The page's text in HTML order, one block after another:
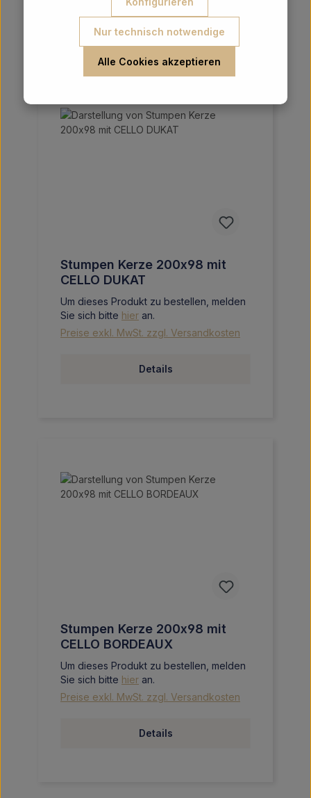
Details
Stumpen Kerze 200x98 mit
CELLO DUKAT
Um dieses Produkt zu bestellen, melden
Sie sich bitte hier an.
Preise exkl. MwSt. zzgl. Versandkosten
Details
Stumpen Kerze 200x98 mit
CELLO BORDEAUX
Um dieses Produkt zu bestellen, melden
Sie sich bitte hier an.
Preise exkl. MwSt. zzgl. Versandkosten
Details
Nur technisch notwendige
Alle Cookies akzeptieren